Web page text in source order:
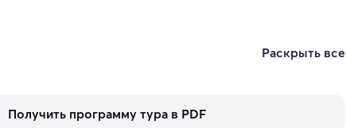
Раскрыть все
Получить программу тура в PDF